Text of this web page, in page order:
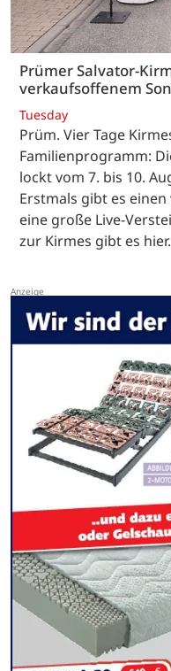
Prümer Salvator-
verkaufsoffenem
Tuesday
Prüm. Vier Tage
Familienprogramm:
lockt vom 7. bis 10.
Erstmals gibt es
eine große Live-
zur Kirmes gibt es